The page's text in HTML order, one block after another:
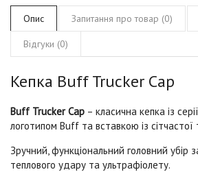
Опис Запитання про товар (0)
Відгуки (0)
Кепка Buff Trucker Cap
Buff Trucker Cap – класична кепка із
логотипом Buff та вставкою із сітчастої
Зручний, функціональний головний убір
теплового удару та ультрафіолету.